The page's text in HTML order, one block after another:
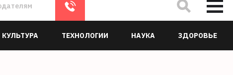
КУЛЬТУРА ТЕХНОЛОГИИ НАУКА ЗДОРОВЬЕ